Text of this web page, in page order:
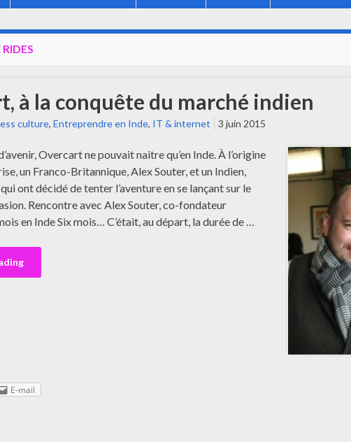
à la conquête du marché indien
culture, Entreprendre en Inde, IT & internet 3 juin 2015
Overcart ne pouvait naitre qu’en Inde. À l’origine
un Franco-Britannique, Alex Souter, et un Indien,
ont décidé de tenter l’aventure en se lançant sur le
Rencontre avec Alex Souter, co-fondateur
en Inde Six mois… C’était, au départ, la durée de …
E-mail